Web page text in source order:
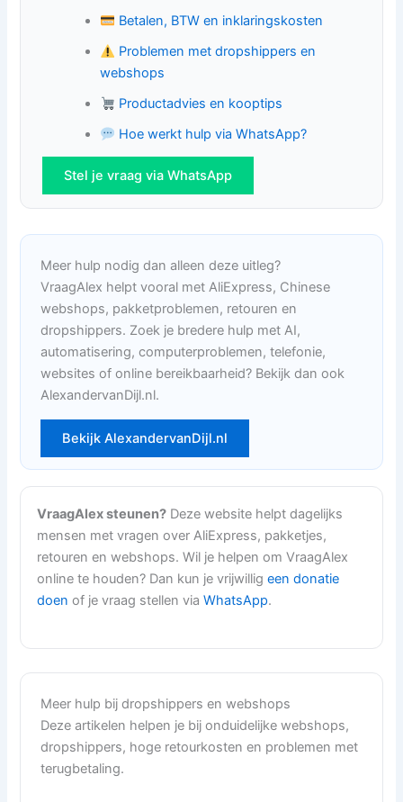
Betalen, BTW en inklaringskosten
Problemen met dropshippers en
webshops
Productadvies en kooptips
Hoe werkt hulp via WhatsApp?
Stel je vraag via WhatsApp
Meer hulp nodig dan alleen deze uitleg?
VraagAlex helpt vooral met AliExpress, Chinese
webshops, pakketproblemen, retouren en
dropshippers. Zoek je bredere hulp met AI,
automatisering, computerproblemen, telefonie,
websites of online bereikbaarheid? Bekijk dan ook
AlexandervanDijl.nl.
Bekijk AlexandervanDijl.nl
VraagAlex steunen? Deze website helpt dagelijks
mensen met vragen over AliExpress, pakketjes,
retouren en webshops. Wil je helpen om VraagAlex
online te houden? Dan kun je vrijwilligeen donatie
doen of je vraag stellen viaWhatsApp.
Meer hulp bij dropshippers en webshops
Deze artikelen helpen je bij onduidelijke webshops,
dropshippers, hoge retourkosten en problemen met
terugbetaling.